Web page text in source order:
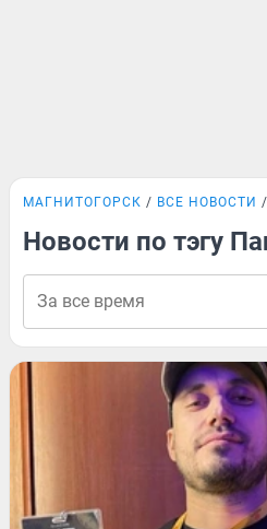
МАГНИТОГОРСК ВСЕ НОВОСТИ
Новости по тэгу